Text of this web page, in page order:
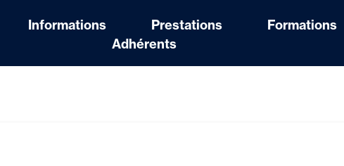
Informations Prestations
Formations
Adhérents